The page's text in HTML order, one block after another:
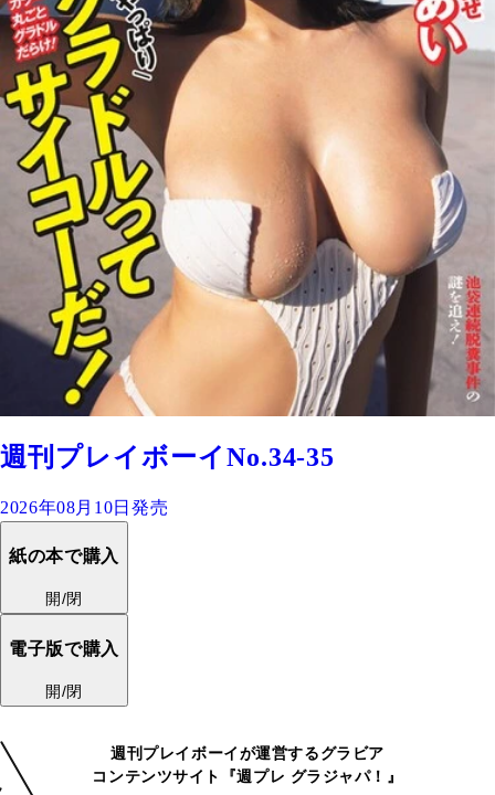
週刊プレイボーイNo.34-35
2026年08月10日発売
紙の本で購入
開/閉
電子版で購入
開/閉
週刊プレイボーイが運営するグラビア
コンテンツサイト『週プレ グラジャパ！』